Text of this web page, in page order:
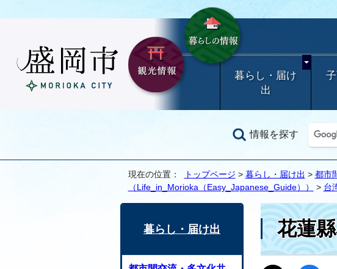
暮らし・届け
出
情報を探す
現在の位置： トップページ > 暮らし・届け出 > 都市
（Life_in_Morioka（Easy_Japanese_Guide））
> 台
花蓮
暮らし・届け出